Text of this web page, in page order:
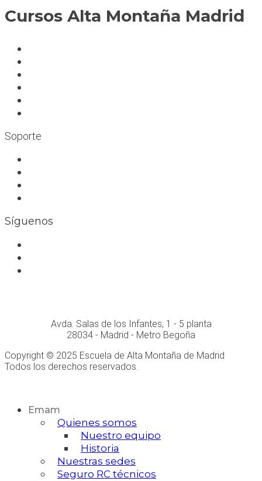
Cursos Alta Montaña Madrid
Soporte
Síguenos
Avda. Salas de los Infantes, 1 - 5 planta
28034 - Madrid - Metro Begoña
Copyright © 2025 Escuela de Alta Montaña de Madrid
Todos los derechos reservados.
Emam
Quienes somos
Nuestro equipo
Historia
Nuestras sedes
Seguro RC técnicos